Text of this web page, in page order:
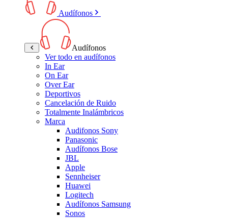
Audífonos
Audífonos
Ver todo en audífonos
In Ear
On Ear
Over Ear
Deportivos
Cancelación de Ruido
Totalmente Inalámbricos
Marca
Audifonos Sony
Panasonic
Audífonos Bose
JBL
Apple
Sennheiser
Huawei
Logitech
Audífonos Samsung
Sonos